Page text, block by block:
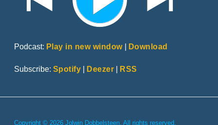
Podcast: Play in new window| Download
Subscribe: Spotify | Deezer | RSS
Copyright © 2026 Jolwin Dobbelsteen. All rights reserved.